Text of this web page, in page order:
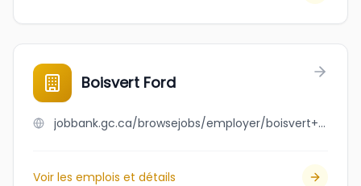
Boisvert Ford
jobbank.gc.ca/browsejobs/employer/boisvert+ford/ca
Voir les emplois et détails